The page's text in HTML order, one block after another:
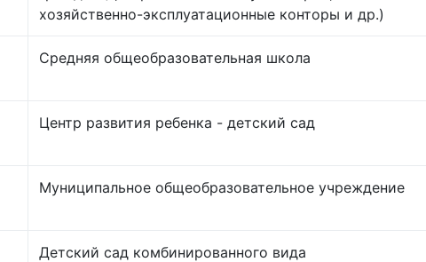
хозяйственно-эксплуатационные конторы и др.)
Средняя общеобразовательная школа
Центр развития ребенка - детский сад
Муниципальное общеобразовательное учреждение
Детский сад комбинированного вида